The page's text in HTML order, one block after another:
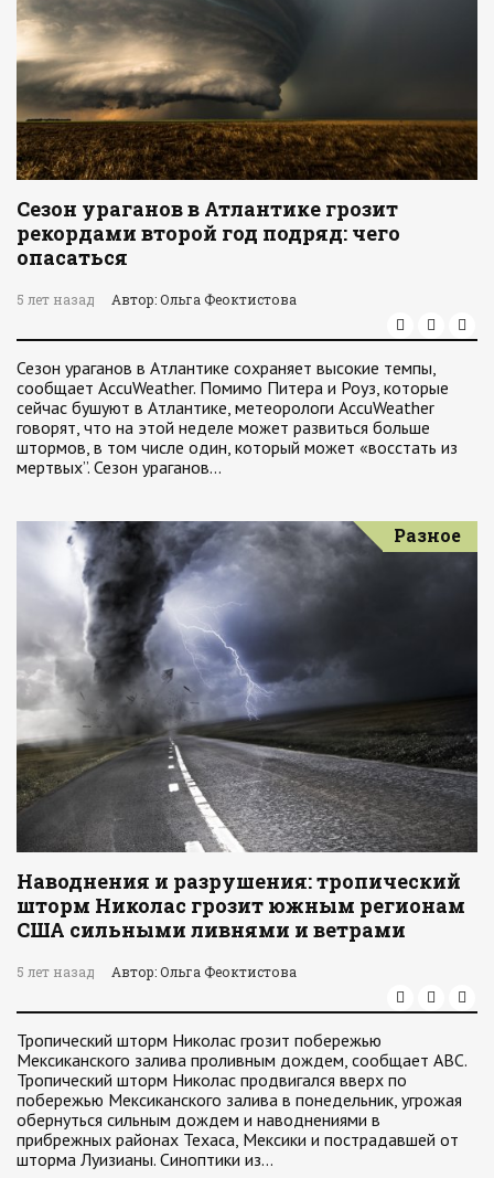
Сезон ураганов в Атлантике грозит
рекордами второй год подряд: чего
опасаться
5 лет назад Автор: Ольга Феоктистова
Сезон ураганов в Атлантике сохраняет высокие темпы,
сообщает AccuWeather. Помимо Питера и Роуз, которые
сейчас бушуют в Атлантике, метеорологи AccuWeather
говорят, что на этой неделе может развиться больше
штормов, в том числе один, который может «восстать из
мертвых”. Сезон ураганов…
Разное
Наводнения и разрушения: тропический
шторм Николас грозит южным регионам
США сильными ливнями и ветрами
5 лет назад Автор: Ольга Феоктистова
Тропический шторм Николас грозит побережью
Мексиканского залива проливным дождем, сообщает ABC.
Тропический шторм Николас продвигался вверх по
побережью Мексиканского залива в понедельник, угрожая
обернуться сильным дождем и наводнениями в
прибрежных районах Техаса, Мексики и пострадавшей от
шторма Луизианы. Синоптики из…